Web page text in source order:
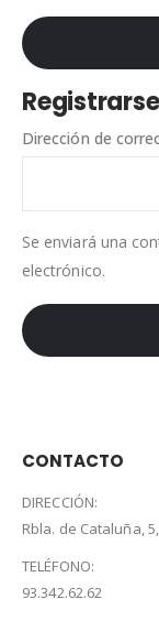
Registrarse
Dirección de
Se enviará una
electrónico.
CONTACTO
DIRECCIÓN:
Rbla. de Cataluña,
TELÉFONO:
93.342.62.62